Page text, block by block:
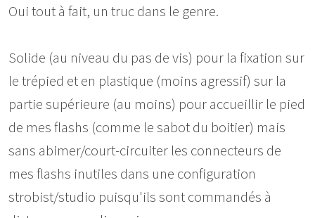
Oui tout à fait, un truc dans le genre.
Solide (au niveau du pas de vis) pour la fixation sur
le trépied et en plastique (moins agressif) sur la
partie supérieure (au moins) pour accueillir le pied
de mes flashs (comme le sabot du boitier) mais
sans abimer/court-circuiter les connecteurs de
mes flashs inutiles dans une configuration
strobist/studio puisqu'ils sont commandés à